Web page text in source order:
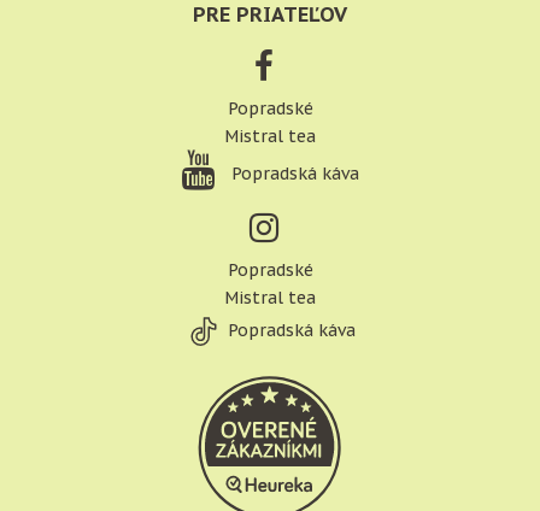
PRE PRIATEĽOV
Popradské
Mistral tea
Popradská káva
Popradské
Mistral tea
Popradská káva